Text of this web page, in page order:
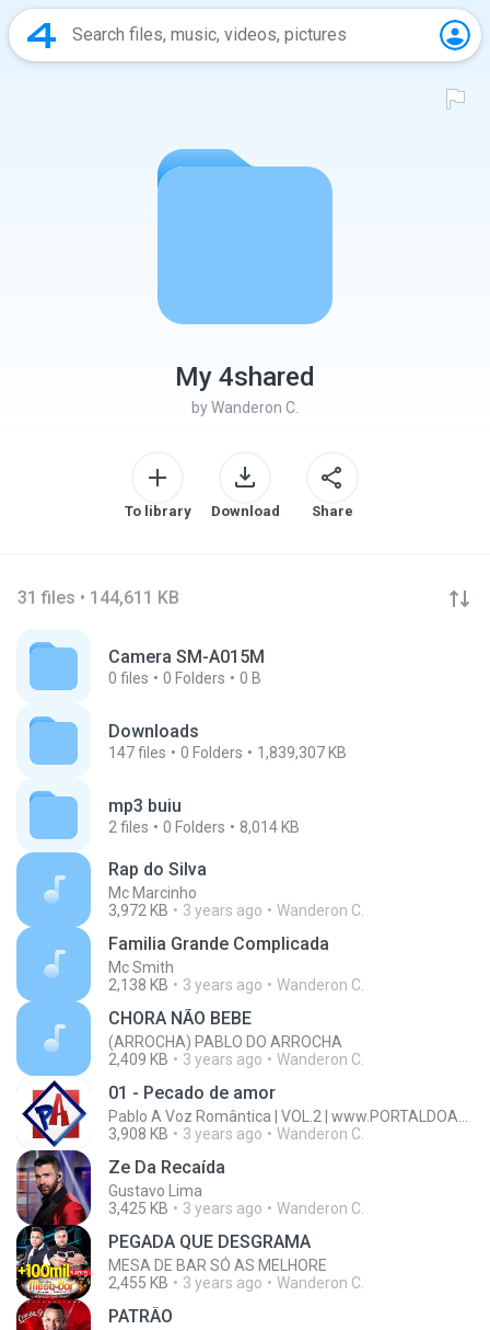
My 4shared
byWanderon C.
To library Download Share
31 files • 144,611 KB
Camera SM-A015M
0 files 0 Folders 0 B
Downloads
147files 0 Folders 1,839,307 KB
mp3 buiu
2 files 0 Folders 8,014 KB
Rap do Silva
Mc Marcinho
3,972 KB
3 years ago Wanderon C.
Familia Grande Complicada
Mc Smith
2,138 KB
3 years ago Wanderon C.
CHORA NÃO BEBE
(ARROCHA) PABLO DO ARROCHA
2,409 KB
3 years ago Wanderon C.
01 - Pecado de amor
3,908 KB
3 years ago Wanderon C.
Ze Da Recaída
Gustavo Lima
3,425 KB
3 years ago Wanderon C.
PEGADA QUE DESGRAMA
MESA DE BAR SÓ AS MELHORE
2,455 KB
3 years ago Wanderon C.
PATRÂO